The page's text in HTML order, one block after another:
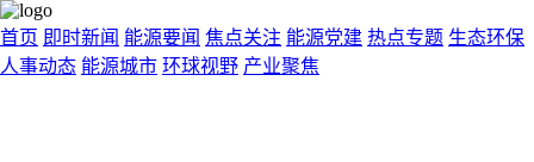
首页 即时新闻 能源要闻 焦点关注 能源党建 热点专题 生态环保
人事动态 能源城市 环球视野 产业聚焦